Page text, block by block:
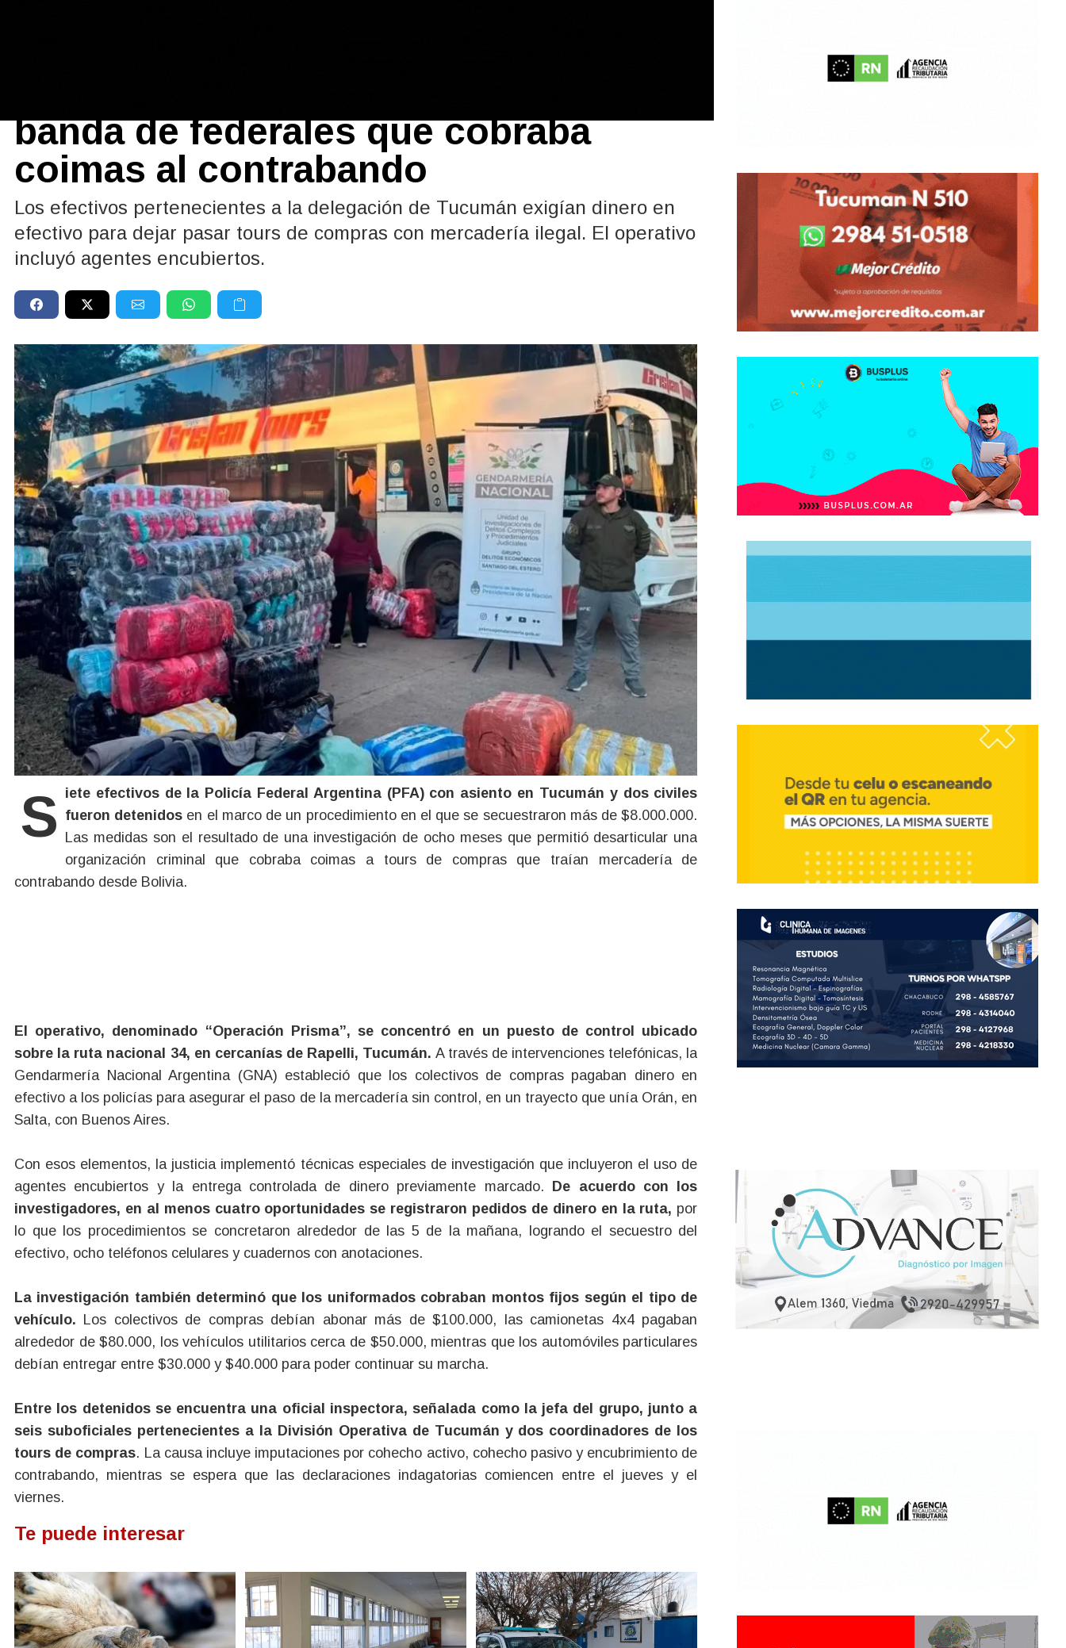
banda de federales que cobraba
coimas al contrabando
Los efectivos pertenecientes a la delegación de Tucumán exigían dinero en
efectivo para dejar pasar tours de compras con mercadería ilegal. El operativo
incluyó agentes encubiertos.
Siete efectivos de la Policía Federal Argentina (PFA) con asiento en Tucumán y dos civiles fueron detenidos en el marco de un procedimiento en el que se secuestraron más de $8.000.000.
Las medidas son el resultado de una investigación de ocho meses que permitió desarticular una
organización criminal que cobraba coimas a tours de compras que traían mercadería de
contrabando desde Bolivia.
El operativo, denominado “Operación Prisma”, se concentró en un puesto de control ubicado
sobre la ruta nacional 34, en cercanías de Rapelli, Tucumán. A través de intervenciones telefónicas, la
Gendarmería Nacional Argentina (GNA) estableció que los colectivos de compras pagaban dinero en
efectivo a los policías para asegurar el paso de la mercadería sin control, en un trayecto que unía Orán, en
Salta, con Buenos Aires.
Con esos elementos, la justicia implementó técnicas especiales de investigación que incluyeron el uso de
agentes encubiertos y la entrega controlada de dinero previamente marcado. De acuerdo con los
investigadores, en al menos cuatro oportunidades se registraron pedidos de dinero en la ruta, por
lo que los procedimientos se concretaron alrededor de las 5 de la mañana, logrando el secuestro del
efectivo, ocho teléfonos celulares y cuadernos con anotaciones.
La investigación también determinó que los uniformados cobraban montos fijos según el tipo de
vehículo. Los colectivos de compras debían abonar más de $100.000, las camionetas 4x4 pagaban
alrededor de $80.000, los vehículos utilitarios cerca de $50.000, mientras que los automóviles particulares
debían entregar entre $30.000 y $40.000 para poder continuar su marcha.
Entre los detenidos se encuentra una oficial inspectora, señalada como la jefa del grupo, junto a
seis suboficiales pertenecientes a la División Operativa de Tucumán y dos coordinadores de los
tours de compras. La causa incluye imputaciones por cohecho activo, cohecho pasivo y encubrimiento de
contrabando, mientras se espera que las declaraciones indagatorias comiencen entre el jueves y el
viernes.
Te puede interesar